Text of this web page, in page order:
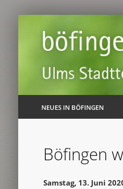
NEUES IN BÖFINGEN
Böfingen
Samstag, 13. Juni